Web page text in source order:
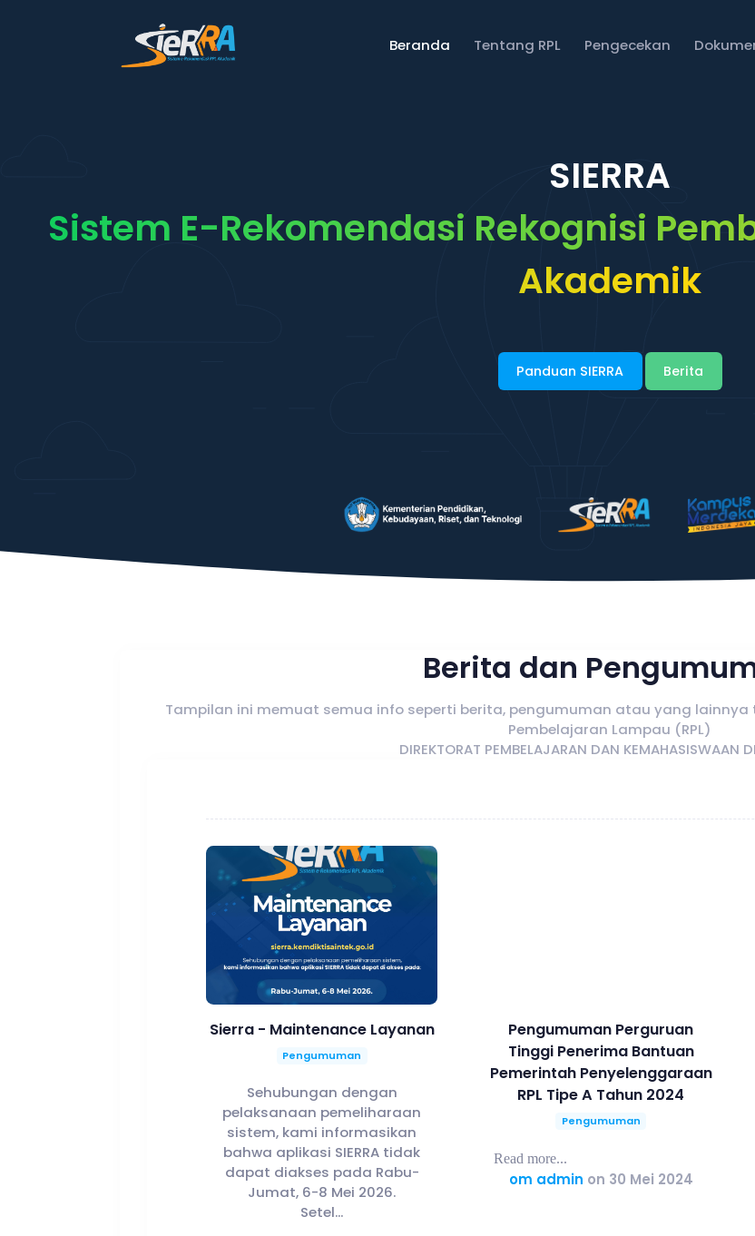
Beranda Tentang RPL Pengecekan
SIERRA
Sistem E-Rekomendasi Rekognisi
Akademik
Panduan SIERRA Berita
Berita dan
Tampilan ini memuat semua info seperti berita, pengumuman atau yang lainnya
Pembelajaran Lampau (RPL)
DIREKTORAT PEMBELAJARAN DAN KEMAHASISWAAN
Sierra - Maintenance Layanan
Pengumuman
Sehubungan dengan
pelaksanaan pemeliharaan
sistem, kami informasikan
bahwa aplikasi SIERRA tidak
dapat diakses pada Rabu-
Jumat, 6-8 Mei 2026.
Setel...
Pengumuman Perguruan
Tinggi Penerima Bantuan
Pemerintah Penyelenggaraan
RPL Tipe A Tahun 2024
Pengumuman
Read more...
om admin on 30 Mei 2024